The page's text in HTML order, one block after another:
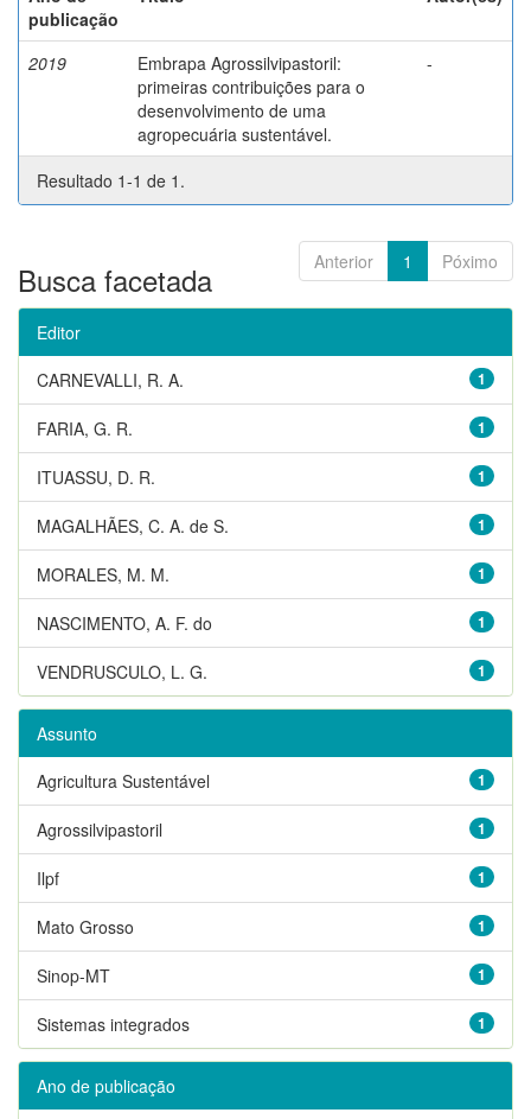
publicação
2019
Embrapa Agrossilvipastoril:
primeiras contribuições para o
desenvolvimento de uma
agropecuária sustentável.
-
Resultado 1-1 de 1.
Anterior 1 Póximo
Busca facetada
Editor
1
CARNEVALLI, R. A.
1
FARIA, G. R.
1
ITUASSU, D. R.
1
MAGALHÃES, C. A. de S.
1
MORALES, M. M.
1
NASCIMENTO, A. F. do
1
VENDRUSCULO, L. G.
Assunto
1
Agricultura Sustentável
1
Agrossilvipastoril
1
Ilpf
1
Mato Grosso
1
Sinop-MT
1
Sistemas integrados
Ano de publicação